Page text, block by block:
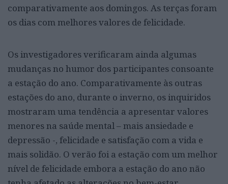
comparativamente aos domingos. As terças foram
os dias com melhores valores de felicidade.
Os investigadores verificaram ainda algumas
mudanças no humor dos participantes consoante
a estação do ano. Comparativamente às outras
estações do ano, durante o inverno, os inquiridos
mostraram uma tendência a apresentar valores
menores na saúde mental – mais ansiedade e
depressão -, felicidade e satisfação com a vida e
mais solidão. O verão foi a estação com um melhor
nível de felicidade embora a estação do ano não